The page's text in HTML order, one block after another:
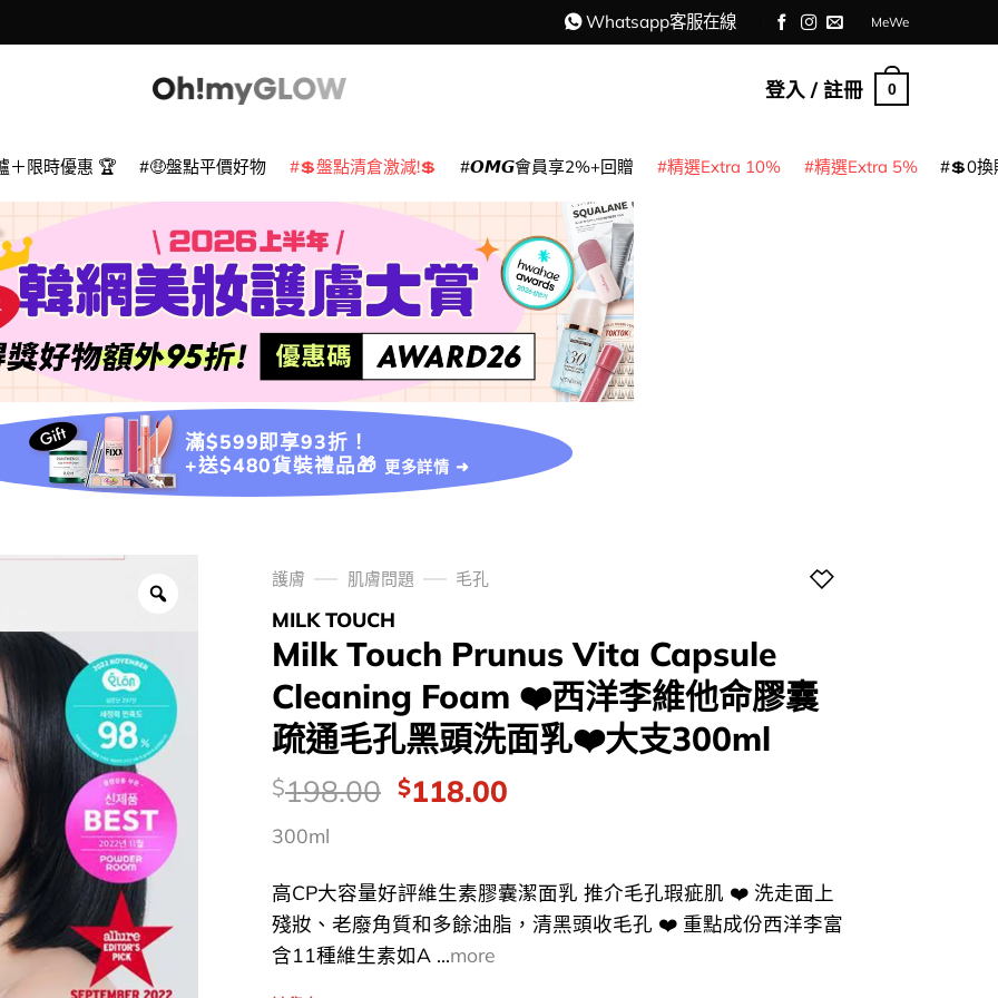
Whatsapp客服在線 MeWe
登入 / 註冊 0
＋限時優惠 🏆 🤑盤點平價好物 💲盤點清倉激減!💲 𝙊𝙈𝙂會員享2%+回贈 精選Extra 10% 精選Extra 5% 💲0換
滿$599即享93折！
+送$480貨裝禮品🎁 更多詳情 ➜
護膚 肌膚問題 毛孔
MILK TOUCH
Milk Touch Prunus Vita Capsule
Cleaning Foam ❤️西洋李維他命膠囊
疏通毛孔黑頭洗面乳❤️大支300ml
價
$198.00 Original
$198.00.
$118.00Current
$118.00.
300ml
高CP大容量好評維生素膠囊潔面乳 推介毛孔瑕疵肌 ❤️ 洗走面上
殘妝、老廢角質和多餘油脂，清黑頭收毛孔 ❤️ 重點成份西洋李富
含11種維生素如A ...more